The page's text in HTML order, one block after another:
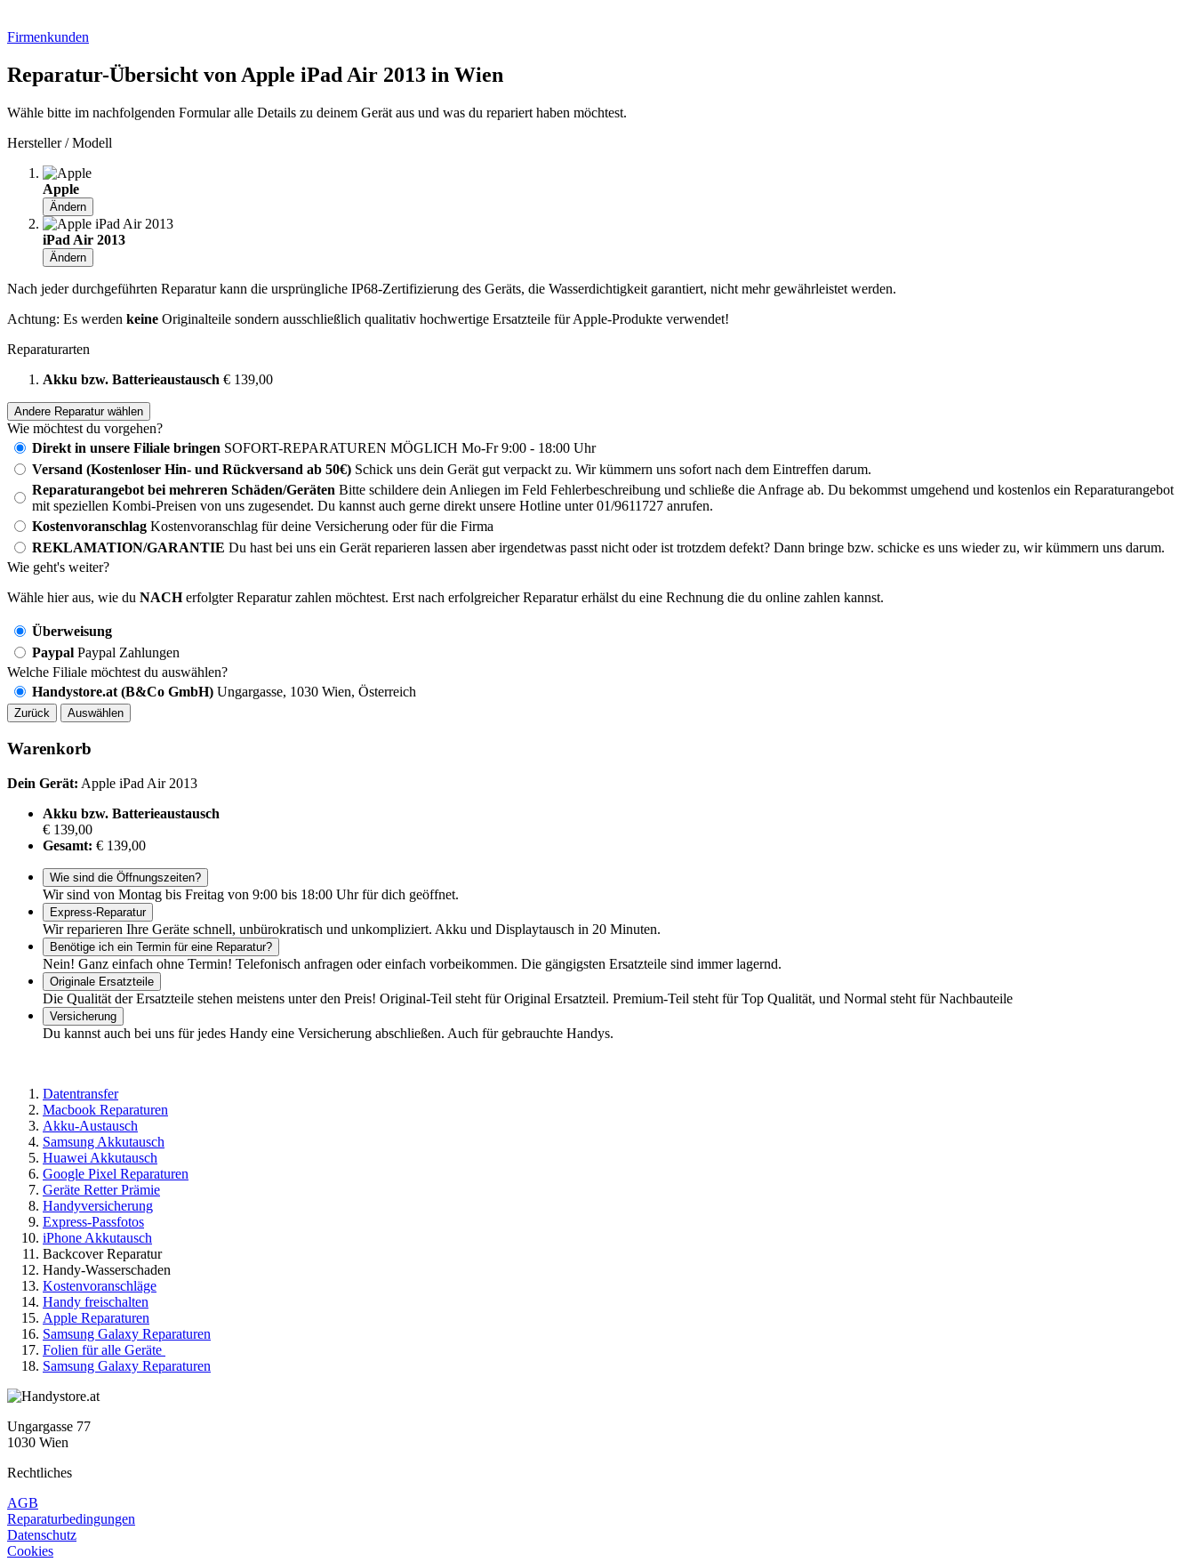
Firmenkunden
Reparatur-Übersicht von Apple iPad Air 2013 in Wien
Wähle bitte im nachfolgenden Formular alle Details zu deinem Gerät aus und was du repariert haben möchtest.
Hersteller / Modell
Apple
Ändern
iPad Air 2013
Ändern
Nach jeder durchgeführten Reparatur kann die ursprüngliche IP68-Zertifizierung des Geräts, die Wasserdichtigkeit garantiert, nicht mehr gewährleistet werden.
Achtung: Es werden keine Originalteile sondern ausschließlich qualitativ hochwertige Ersatzteile für Apple-Produkte verwendet!
Reparaturarten
Akku bzw. Batterieaustausch € 139,00
Andere Reparatur wählen
Wie möchtest du vorgehen?
Direkt in unsere Filiale bringen SOFORT-REPARATUREN MÖGLICH Mo-Fr 9:00 - 18:00 Uhr
Versand (Kostenloser Hin- und Rückversand ab 50€) Schick uns dein Gerät gut verpackt zu. Wir kümmern uns sofort nach dem Eintreffen darum.
Reparaturangebot bei mehreren Schäden/Geräten Bitte schildere dein Anliegen im Feld Fehlerbeschreibung und schließe die Anfrage ab. Du bekommst umgehend und kostenlos ein Reparaturangebot
mit speziellen Kombi-Preisen von uns zugesendet. Du kannst auch gerne direkt unsere Hotline unter 01/9611727 anrufen.
Kostenvoranschlag Kostenvoranschlag für deine Versicherung oder für die Firma
REKLAMATION/GARANTIE Du hast bei uns ein Gerät reparieren lassen aber irgendetwas passt nicht oder ist trotzdem defekt? Dann bringe bzw. schicke es uns wieder zu, wir kümmern uns darum.
Wie geht's weiter?
Wähle hier aus, wie du NACHerfolgter Reparatur zahlen möchtest. Erst nach erfolgreicher Reparatur erhälst du eine Rechnung die du online zahlen kannst.
Überweisung
Paypal Paypal Zahlungen
Welche Filiale möchtest du auswählen?
Handystore.at (B&Co GmbH) Ungargasse, 1030 Wien, Österreich
Zurück Auswählen
Warenkorb
Dein Gerät: Apple iPad Air 2013
Akku bzw. Batterieaustausch
€ 139,00
Gesamt: € 139,00
Wie sind die Öffnungszeiten?
Wir sind von Montag bis Freitag von 9:00 bis 18:00 Uhr für dich geöffnet.
Express-Reparatur
Wir reparieren Ihre Geräte schnell, unbürokratisch und unkompliziert. Akku und Displaytausch in 20 Minuten.
Benötige ich ein Termin für eine Reparatur?
Nein! Ganz einfach ohne Termin! Telefonisch anfragen oder einfach vorbeikommen. Die gängigsten Ersatzteile sind immer lagernd.
Originale Ersatzteile
Die Qualität der Ersatzteile stehen meistens unter den Preis! Original-Teil steht für Original Ersatzteil. Premium-Teil steht für Top Qualität, und Normal steht für Nachbauteile
Versicherung
Du kannst auch bei uns für jedes Handy eine Versicherung abschließen. Auch für gebrauchte Handys.
Datentransfer
Macbook Reparaturen
Akku-Austausch
Samsung Akkutausch
Huawei Akkutausch
Google Pixel Reparaturen
Geräte Retter Prämie
Handyversicherung
Express-Passfotos
iPhone Akkutausch
Backcover Reparatur
Handy-Wasserschaden
Kostenvoranschläge
Handy freischalten
Apple Reparaturen
Samsung Galaxy Reparaturen
Folien für alle Geräte
Samsung Galaxy Reparaturen
Ungargasse 77
1030 Wien
Rechtliches
AGB
Reparaturbedingungen
Datenschutz
Cookies